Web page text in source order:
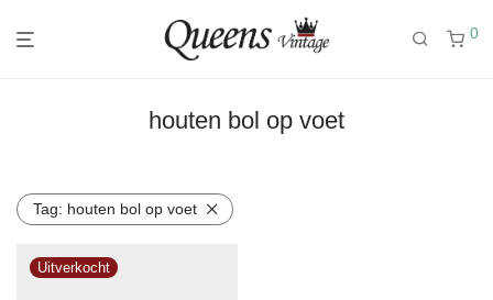
0
houten bol op voet
Tag: houten bol op voet